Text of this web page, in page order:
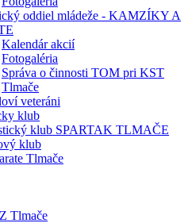
oddiel mládeže - KAMZÍKY A
Kalendár akcií
Fotogaléria
Správa o činnosti TOM pri KST
Tlmače
veteráni
klub
klub SPARTAK TLMAČE
klub
Tlmače
Tlmače